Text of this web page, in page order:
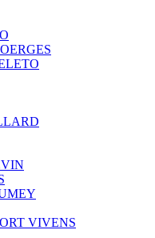
VIVENS